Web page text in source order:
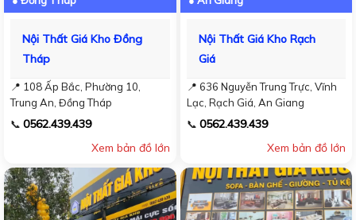
Nội Thất Giá Kho Đồng
Tháp
📍 108 Ấp Bắc, Phường 10,
Trung An, Đồng Tháp
📞 0562.439.439
Xem bản đồ lớn
Nội Thất Giá Kho Rạch
Giá
📍 636 Nguyễn Trung Trực, Vĩnh
Lạc, Rạch Giá, An Giang
📞 0562.439.439
Xem bản đồ lớn